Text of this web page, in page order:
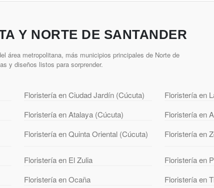
Y NORTE DE SANTANDER
área metropolitana, más municipios principales de Norte de
y diseños listos para sorprender.
Floristería en Ciudad Jardín (Cúcuta)
Floristería en
Floristería en Atalaya (Cúcuta)
Floristería en
Floristería en Quinta Oriental (Cúcuta) Floristería en
Floristería en El Zulia
Floristería en
Floristería en Ocaña Floristería en